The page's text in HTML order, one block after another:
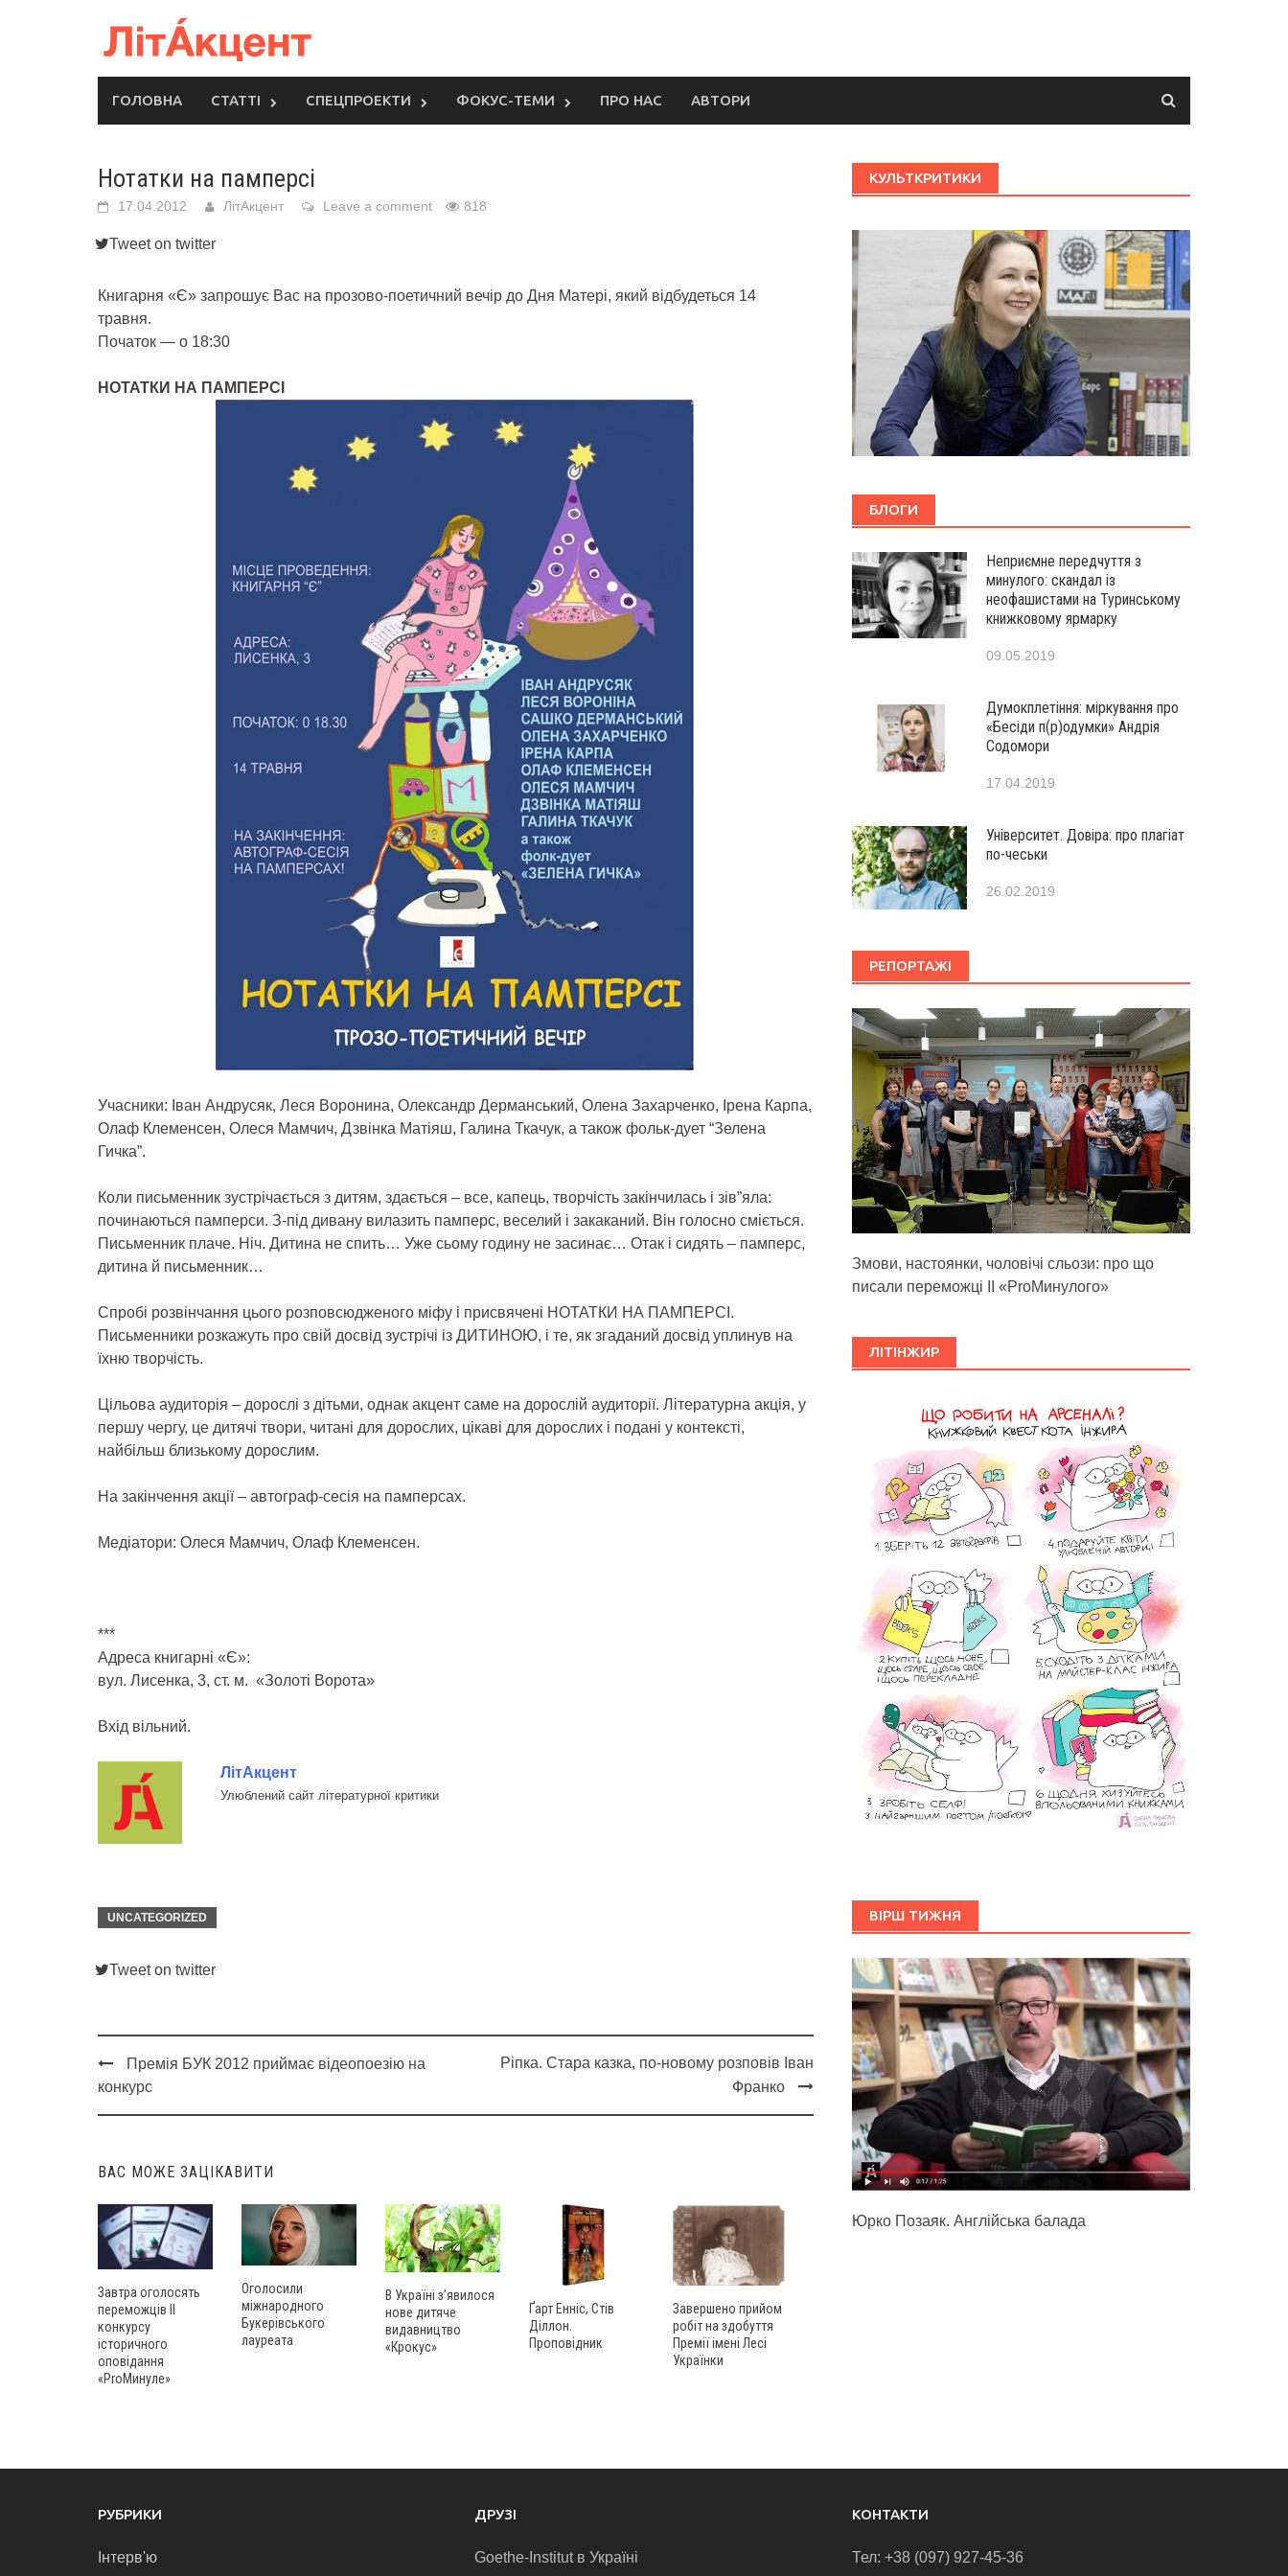
ГОЛОВНА СТАТТІ СПЕЦПРОЕКТИ ФОКУС-ТЕМИ ПРО НАС АВТОРИ
Нотатки на памперсі
17.04.2012 ЛітАкцент Leave a comment 818
Tweet on twitter
Книгарня «Є» запрошує Вас на прозово-поетичний вечір до Дня Матері, який відбудеться 14
травня.
Початок — о 18:30
НОТАТКИ НА ПАМПЕРСІ
Учасники: Іван Андрусяк, Леся Воронина, Олександр Дерманський, Олена Захарченко, Ірена Карпа,
Олаф Клеменсен, Олеся Мамчич, Дзвінка Матіяш, Галина Ткачук, а також фольк-дует “Зелена
Гичка”.
Коли письменник зустрічається з дитям, здається – все, капець, творчість закінчилась і зів”яла:
починаються памперси. З-під дивану вилазить памперс, веселий і закаканий. Він голосно сміється.
Письменник плаче. Ніч. Дитина не спить… Уже сьому годину не засинає… Отак і сидять – памперс,
дитина й письменник…
Спробі розвінчання цього розповсюдженого міфу і присвячені НОТАТКИ НА ПАМПЕРСІ.
Письменники розкажуть про свій досвід зустрічі із ДИТИНОЮ, і те, як згаданий досвід уплинув на
їхню творчість.
Цільова аудиторія – дорослі з дітьми, однак акцент саме на дорослій аудиторії. Літературна акція, у
першу чергу, це дитячі твори, читані для дорослих, цікаві для дорослих і подані у контексті,
найбільш близькому дорослим.
На закінчення акції – автограф-сесія на памперсах.
Медіатори: Олеся Мамчич, Олаф Клеменсен.
***
Адреса книгарні «Є»:
вул. Лисенка, 3, ст. м. «Золоті Ворота»
Вхід вільний.
ЛітАкцент
Улюблений сайт літературної критики
UNCATEGORIZED
Tweet on twitter
Post
navigation
Премія БУК 2012 приймає відеопоезію на
конкурс
Ріпка. Стара казка, по-новому розповів Іван
Франко
ВАС МОЖЕ ЗАЦІКАВИТИ
Завтра оголосять
переможців ІІ
конкурсу
історичного
оповідання
«ProМинуле»
Оголосили
міжнародного
Букерівського
лауреата
В Україні з’явилося
нове дитяче
видавництво
«Крокус»
Ґарт Енніс, Стів
Діллон.
Проповідник
Завершено прийом
робіт на здобуття
Премії імені Лесі
Українки
КУЛЬТКРИТИКИ
БЛОГИ
Неприємне передчуття з
минулого: скандал із
неофашистами на Туринському
книжковому ярмарку
09.05.2019
Думокплетіння: міркування про
«Бесіди п(р)одумки» Андрія
Содомори
17.04.2019
Університет. Довіра: про плагіат
по-чеськи
26.02.2019
РЕПОРТАЖІ
Змови, настоянки, чоловічі сльози: про що
писали переможці ІІ «ProМинулого»
ЛІТІНЖИР
ВІРШ ТИЖНЯ
Юрко Позаяк. Англійська балада
РУБРИКИ
Інтерв'ю
ДРУЗІ
Goethe-Institut в Україні
КОНТАКТИ
Тел: +38 (097) 927-45-36